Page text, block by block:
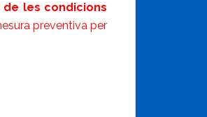
de les condicions
preventiva per